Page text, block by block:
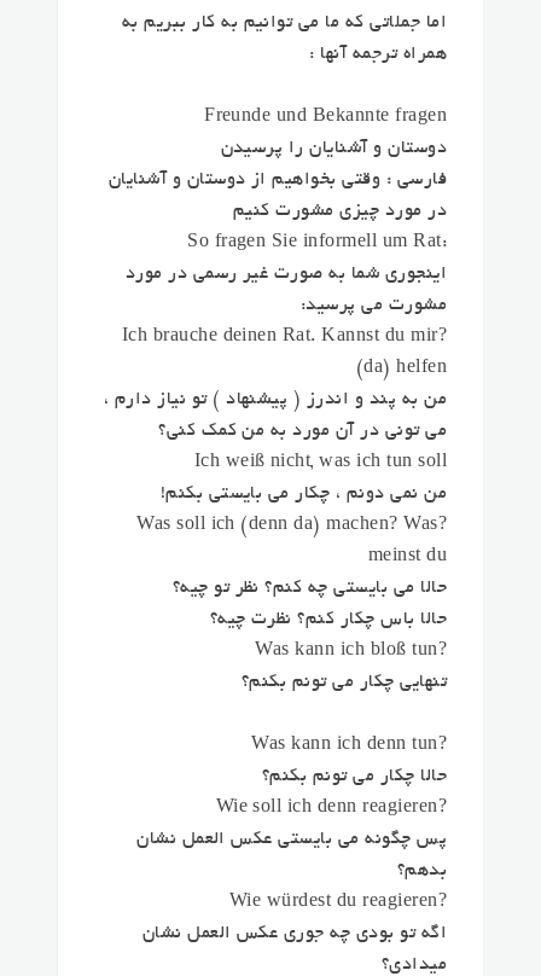
اما جملاتی که ما می توانیم به کار ببریم به
همراه ترجمه آنها :
Freunde und Bekannte fragen
دوستان و آشنایان را پرسیدن
فارسی : وقتی بخواهیم از دوستان و آشنایان
در مورد چیزی مشورت کنیم
:So fragen Sie informell um Rat
اینجوری شما به صورت غیر رسمی در مورد
مشورت می پرسید:
?Ich brauche deinen Rat. Kannst du mir
(da) helfen
من به پند و اندرز ( پیشنهاد ) تو نیاز دارم ،
می تونی در آن مورد به من کمک کنی؟
Ich weiß nicht, was ich tun soll
من نمی دونم ، چکار می بایستی بکنم!
?Was soll ich (denn da) machen? Was
meinst du
حالا می بایستی چه کنم؟ نظر تو چیه؟
حالا باس چکار کنم؟ نظرت چیه؟
?Was kann ich bloß tun
تنهایی چکار می تونم بکنم؟
?Was kann ich denn tun
حالا چکار می تونم بکنم؟
?Wie soll ich denn reagieren
پس چگونه می بایستی عکس العمل نشان
بدهم؟
?Wie würdest du reagieren
اگه تو بودی چه جوری عکس العمل نشان
میدادی؟